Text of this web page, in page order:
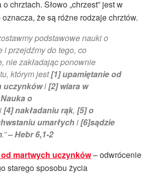
chrztach. Słowo „chrzest” jest w
że są różne rodzaje chrztów.
podstawowe nauki o
i przejdźmy do tego, co
nie zakładając ponownie
którym jest[1]upamiętanie od
uczynkówi[2]wiara w
Nauka o
i[4]nakładaniu rąk, [5]o
umarłychi[6]sądzie
.”– Hebr 6,1-2
martwych uczynków– odwrócenie
starego sposobu życia